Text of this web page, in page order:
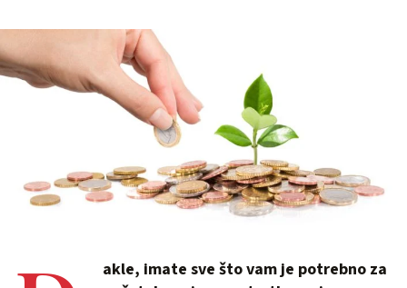
akle, imate sve što vam je potrebno za